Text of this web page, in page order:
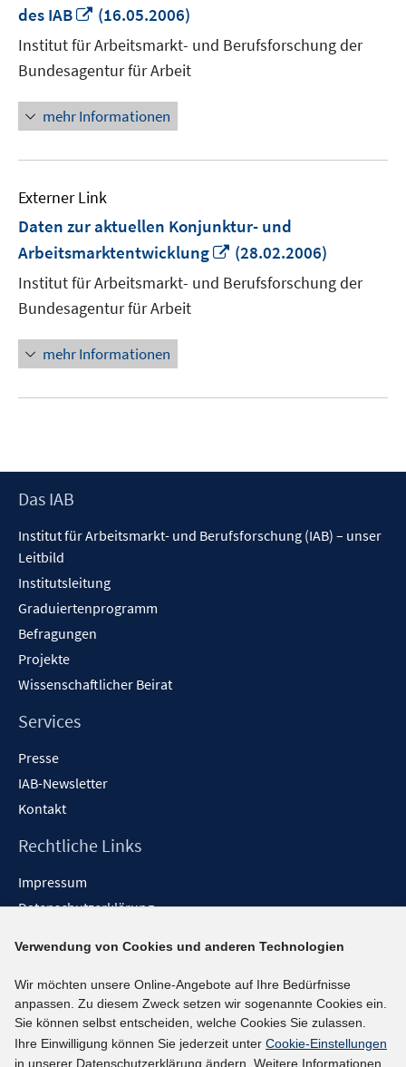
des IAB
In
neuem
Fenster
öffnen
(16.05.2006)
Institut für Arbeitsmarkt- und Berufsforschung der
Bundesagentur für Arbeit
mehr Informationen
Externer Link
Daten zur aktuellen Konjunktur- und
Arbeitsmarktentwicklung
In
neuem
Fenster
(28.02.2006)
Institut für Arbeitsmarkt- und Berufsforschung der
Bundesagentur für Arbeit
mehr Informationen
Footer
Das IAB
Institut für Arbeitsmarkt- und Berufsforschung (IAB) – unser
Leitbild
Institutsleitung
Graduiertenprogramm
Befragungen
Projekte
Wissenschaftlicher Beirat
Services
Presse
IAB-Newsletter
Kontakt
Rechtliche Links
Impressum
Datenschutzerklärung
Barrieren melden
Social-Media-Kanäle
BlueSky
YouTube
Verwendung von Cookies und anderen Technologien
Wir möchten unsere Online-Angebote auf Ihre Bedürfnisse
anpassen. Zu diesem Zweck setzen wir sogenannte Cookies ein.
Sie können selbst entscheiden, welche Cookies Sie zulassen.
Ihre Einwilligung können Sie jederzeit unter Cookie-Einstellungen
in unserer Datenschutzerklärung ändern. Weitere Informationen